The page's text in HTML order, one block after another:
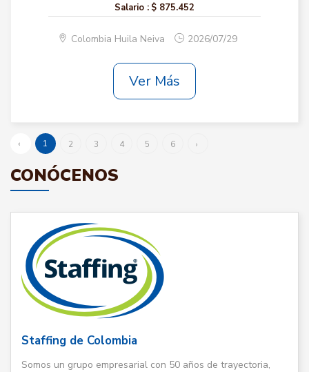
Salario : $ 875.452
Colombia Huila Neiva 2026/07/29
Ver Más
‹ 1 2 3 4 5 6 ›
CONÓCENOS
Staffing de Colombia
Somos un grupo empresarial con 50 años de trayectoria,